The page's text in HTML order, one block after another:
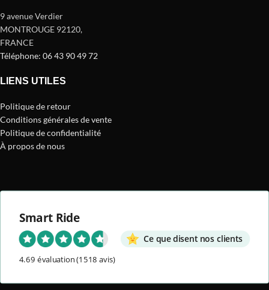
9 avenue Verdier
MONTROUGE 92120,
FRANCE
Téléphone: 06 43 90 49 72
LIENS UTILES
Politique de retour
Conditions générales de vente
Politique de confidentialité
À propos de nous
Smart Ride
Ce que disent nos clients
4.69 évaluation(1518 avis)